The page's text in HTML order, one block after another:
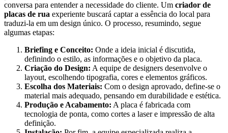
conversa para entender a necessidade do cliente. Um criador de
placas de rua experiente buscará captar a essência do local para
traduzi-la em um design único. O processo, resumindo, segue
algumas etapas:
Briefing e Conceito: Onde a ideia inicial é discutida,
definindo o estilo, as informações e o objetivo da placa.
Criação do Design: A equipe de designers desenvolve o
layout, escolhendo tipografia, cores e elementos gráficos.
Escolha dos Materiais: Com o design aprovado, define-se o
material mais adequado, pensando em durabilidade e estética.
Produção e Acabamento: A placa é fabricada com
tecnologia de ponta, como cortes a laser e impressão de alta
definição.